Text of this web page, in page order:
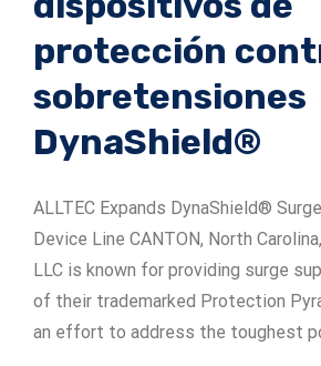
Serie ADSrm
Serie ADSrs
Serie ADSx
Serie PT-RD AC
Serie PT-RD DC
Serie KSB LJ8
Serie KSBT C
Serie SC de KSBT
Serie LC de KSB
TerraStat
Terrastreamer
Tradicional
protección
sobretensiones
DynaShield®
ALLTEC Expands DynaShield®
Device Line CANTON, North
LLC is known for providing surge
of their trademarked Protection
an effort to address the toughest